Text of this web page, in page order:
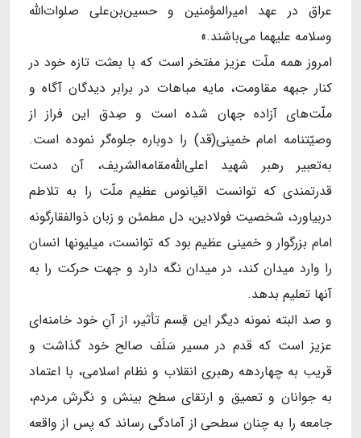
عراق در عهد امیرالمؤمنین و حسین‌بن‌علی صلوات‌الله
‌وسلامه ‌علیهما می‌باشند.»
امروز همه‌ ملّت عزیز مفتخر است که با بعثت تازه‌ خود در
کنار جبهه‌ مقاومت، مایه‌ مباهات در برابر دیدگان آگاه و
ملّت‌های آزاده جهان شده است و صِدق این فراز از
وصیّتنامه‌ امام خمینی(قد) را دوباره جلوه‌گر نموده است.
به‌تعبیر رهبر شهید اعلی‌الله‌مقامه‌الشریف، آن دست
قدرتمندی که توانست اقیانوس عظیم ملّت را به تلاطم
دربیاورد، شخصیت فولادین، دل مطمئن و زبان ذوالفقارگونه‌
امام بزرگوار و خمینی عظیم بود که توانست، میلیونها انسان
را وارد میدان کند، در میدان نگه دارد و جهت حرکت را به
آنها تعلیم بدهد.
و صد البته نمونه‌ دیگر این قِسم تأثیر، از آنِ خود خامنه‌ای
عزیز است که قدم در مسیر سَلَف صالح خود گذاشت و
قریب به چهاردهه رهبری انقلاب و نظام اسلامی، با اعتماد
به جوانان و تعمیق و ارتقای سطح بینش و نگرش مردم،
جامعه را به چنان سطحی از آمادگی رساند که پس از واقعه‌‌